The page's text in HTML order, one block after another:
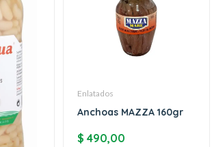
Enlatados
Anchoas MAZZA 160gr
$ 490,00